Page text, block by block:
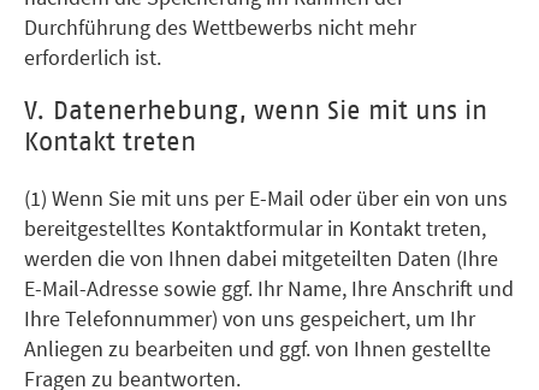
Durchführung des Wettbewerbs nicht mehr
erforderlich ist.
V. Datenerhebung, wenn Sie mit uns in
Kontakt treten
(1) Wenn Sie mit uns per E-Mail oder über ein von uns
bereitgestelltes Kontaktformular in Kontakt treten,
werden die von Ihnen dabei mitgeteilten Daten (Ihre
E-Mail-Adresse sowie ggf. Ihr Name, Ihre Anschrift und
Ihre Telefonnummer) von uns gespeichert, um Ihr
Anliegen zu bearbeiten und ggf. von Ihnen gestellte
Fragen zu beantworten.